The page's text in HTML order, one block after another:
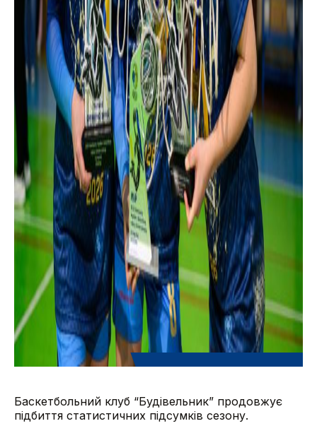
Баскетбольний клуб “Будівельник” продовжує
підбиття статистичних підсумків сезону.